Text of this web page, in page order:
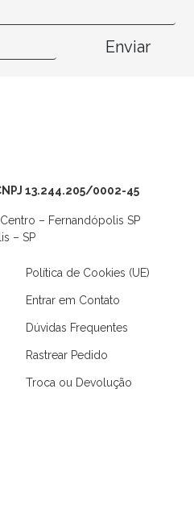
Enviar
13.244.205/0002-45
– Fernandópolis SP
– SP
Política de Cookies (UE)
Entrar em Contato
Dúvidas Frequentes
Rastrear Pedido
Troca ou Devolução